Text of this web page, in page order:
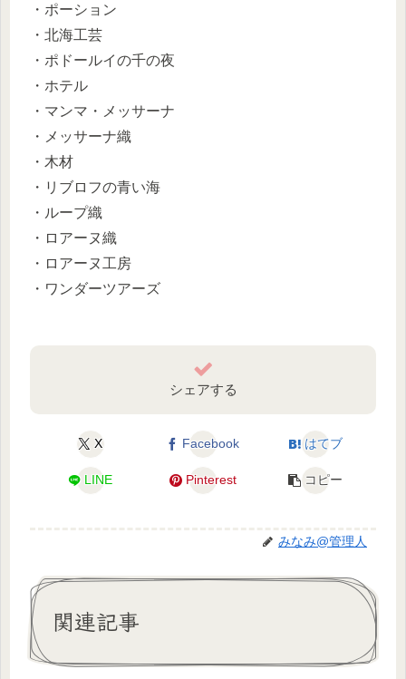
・ポーション
・北海工芸
・ポドールイの千の夜
・ホテル
・マンマ・メッサーナ
・メッサーナ織
・木材
・リブロフの青い海
・ループ織
・ロアーヌ織
・ロアーヌ工房
・ワンダーツアーズ
シェアする
X Facebook はてブ
LINE Pinterest コピー
みなみ@管理人
関連記事